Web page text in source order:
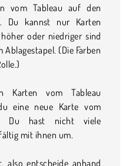
vom Tableau auf den
Du kannst nur Karten
oder niedriger sind
(Die Farben
Karten vom Tableau
eine neue Karte vom
Du hast nicht viele
mit ihnen um.
also entscheide anhand